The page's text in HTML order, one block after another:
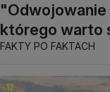
którego warto
FAKTY PO FAKTACH